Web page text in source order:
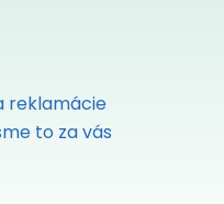
reklamácie
to za vás